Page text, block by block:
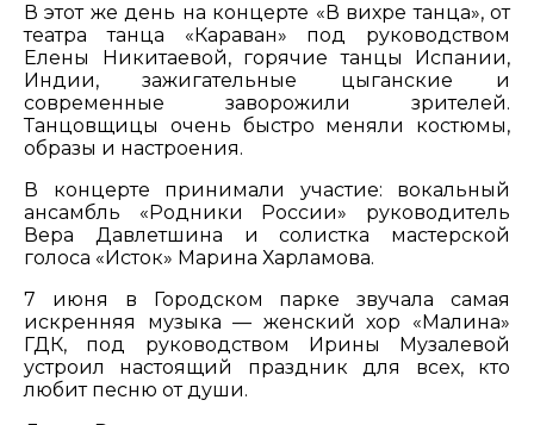
В этот же день на концерте «В вихре танца», от
театра танца «Караван» под руководством
Елены Никитаевой, горячие танцы Испании,
Индии, зажигательные цыганские и
современные заворожили зрителей.
Танцовщицы очень быстро меняли костюмы,
образы и настроения.
В концерте принимали участие: вокальный
ансамбль «Родники России» руководитель
Вера Давлетшина и солистка мастерской
голоса «Исток» Марина Харламова.
7 июня в Городском парке звучала самая
искренняя музыка — женский хор «Малина»
ГДК, под руководством Ирины Музалевой
устроил настоящий праздник для всех, кто
любит песню от души.